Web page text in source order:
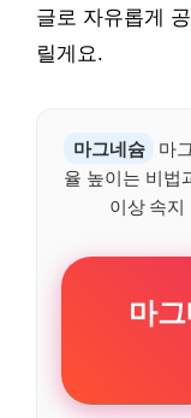
글로 자유롭게
릴게요.
마그네슘
마
율 높이는 비법
이상 속
마